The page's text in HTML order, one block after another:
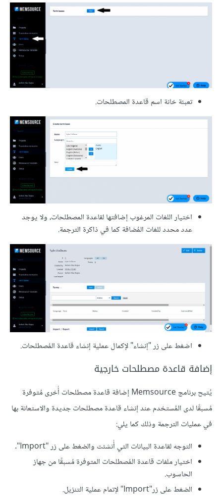
تعبئة خانة اسم قاعدة المصطلحات.
اختيار اللغات المرغوب إضافتها لقاعدة المصطلحات، ولا يوجد
عدد محدد للغات المُضافة كما في ذاكرة الترجمة.
اضغط على زر "إنشاء" لإكمال عملية إنشاء قاعدة المُصطلحات.
إضافة قاعدة مصطلحات خارجية
يُتيح برنامج Memsource إضافة قاعدة مصطلحات أُخرى مُتوفرة
مُسبقًا لدى المُستخدم عند إنشاء قاعدة مصطلحات جديدة والاستعانة بها
في عمليات الترجمة وذلك كما يلي:
التوجه لقاعدة البيانات التي أُنشئت والضغط على زر "Import".
اختيار ملفات قاعدة المُصطلحات المتوفرة مُسبقًا من جهاز
الحاسوب.
الضغط على زر"Import" لإتمام عملية التنزيل.